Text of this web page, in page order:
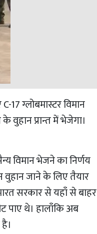
17 ग्लोबमास्टर विमान
वुहान प्रान्त में भेजेगा।
विमान भेजने का निर्णय
वुहान जाने के लिए तैयार
सरकार से यहाँ से बाहर
पाए थे। हालाँकि अब
।